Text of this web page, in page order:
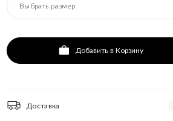
Выбрать размер
Добавить в Корзину
Доставка